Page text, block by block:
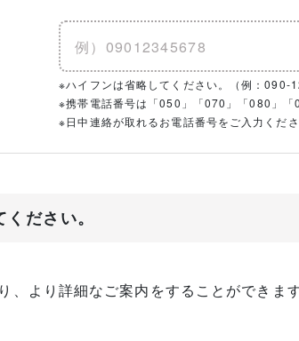
※ハイフンは省略してください。（例：
※携帯電話番号は「050」「070」「080」「
※日中連絡が取れるお電話番号をご入力くださ
ださい。
、より詳細なご案内をすることができま